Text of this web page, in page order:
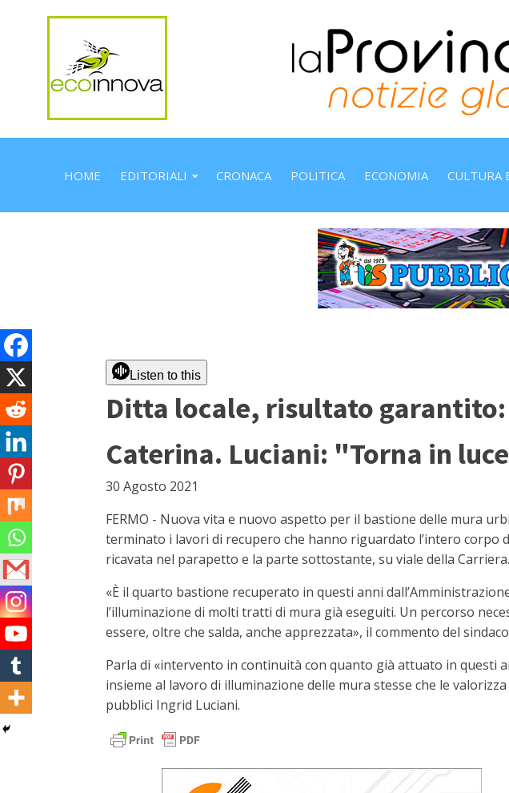
HOME EDITORIALI CRONACA POLITICA ECONOMIA CULTURA
Listen to this
Ditta locale, risultato
Caterina. Luciani: "Torna in
30 Agosto 2021
FERMO - Nuova vita e nuovo aspetto per il bastione delle mura
terminato i lavori di recupero che hanno riguardato l’intero
ricavata nel parapetto e la parte sottostante, su viale della Carriera.
«È il quarto bastione recuperato in questi anni
l’illuminazione di molti tratti di mura già eseguiti. Un percorso
essere, oltre che salda, anche apprezzata», il commento del
Parla di «intervento in continuità con quanto già attuato in questi
insieme al lavoro di illuminazione delle mura stesse che le
pubblici Ingrid Luciani.